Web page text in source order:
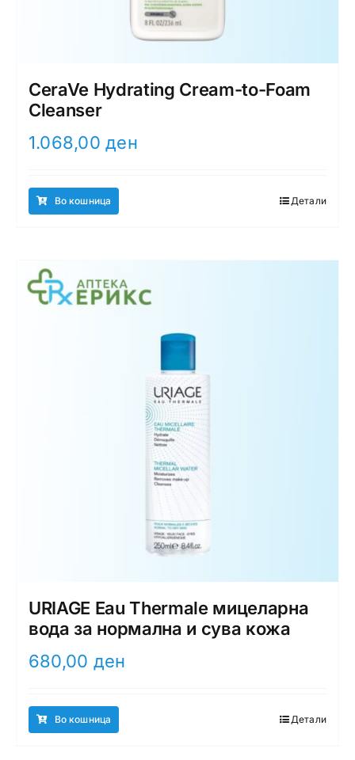
CeraVe Hydrating Cream-to-Foam
Cleanser
1.068,00ден
Во кошница Детали
URIAGE Eau Thermale мицеларна
вода за нормална и сува кожа
680,00 ден
Во кошница Детали